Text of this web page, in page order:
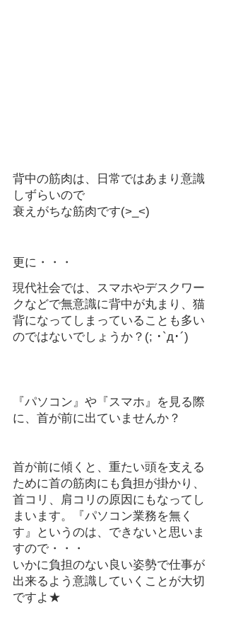
背中の筋肉は、日常ではあまり意識
しずらいので
衰えがちな筋肉です(>_<)
更に・・・
現代社会では、スマホやデスクワー
クなどで無意識に背中が丸まり、猫
背になってしまっていることも多い
のではないでしょうか？(; ･`д･´)
『パソコン』や『スマホ』を見る際
に、首が前に出ていませんか？
首が前に傾くと、重たい頭を支える
ために首の筋肉にも負担が掛かり、
首コリ、肩コリの原因にもなってし
まいます。『パソコン業務を無く
す』というのは、できないと思いま
すので・・・
いかに負担のない良い姿勢で仕事が
出来るよう意識していくことが大切
ですよ★